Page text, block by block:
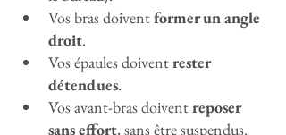
Vos bras doivent former un angle
droit.
Vos épaules doivent rester
détendues.
Vos avant-bras doivent reposer
sans effort, sans être suspendus.